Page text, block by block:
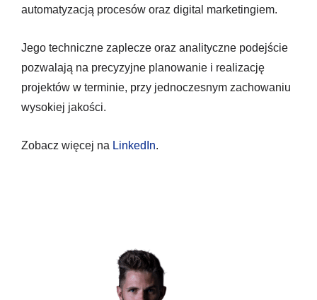
automatyzacją procesów oraz digital marketingiem.
Jego techniczne zaplecze oraz analityczne podejście
pozwalają na precyzyjne planowanie i realizację
projektów w terminie, przy jednoczesnym zachowaniu
wysokiej jakości.
Zobacz więcej na LinkedIn.